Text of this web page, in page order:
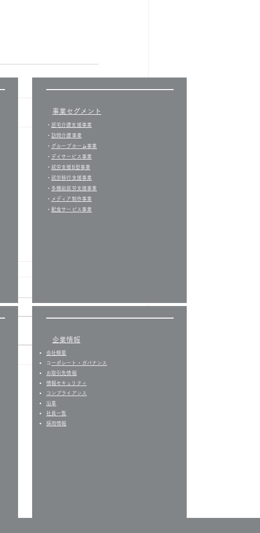
台風！気圧！体調！
事業セグメント
​・ 居宅介護支援事業​
・ 訪問介護事業
・ グループホーム事業
​・ デイサービス事業
・ 就労支援B型事業
・ 就労移行支援事業
・ 多機能就労支援事業
・ メディア制作事業
・ 配食サービス事業
企業情報
会社概要
​ コーポレート・ガバナンス
お取引先情報
​情報セキュリティ
コンプライアンス
沿革
社員一覧
​採用情報